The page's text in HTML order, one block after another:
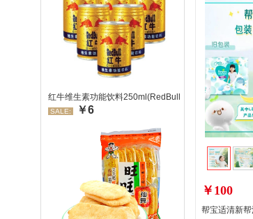
红牛维生素功能饮料250ml(RedBull/红牛)
SALE: ￥6
￥100